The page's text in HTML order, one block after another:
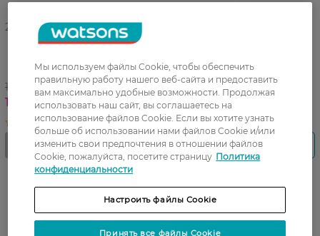
27 07 - 23 08
Маска для лица Sane
40 мл
199,99 ГРН
119,99 ГРН 129,99 ГРН
Мы используем файлы Cookie, чтобы обеспечить
правильную работу нашего веб-сайта и предоставить
вам максимально удобные возможности. Продолжая
использовать наш сайт, вы соглашаетесь на
использование файлов Cookie. Если вы хотите узнать
больше об использовании нами файлов Cookie и/или
изменить свои предпочтения в отношении файлов
Cookie, пожалуйста, посетите страницу Политика
конфиденциальности
Настроить файлы Cookie
Принять все файлы Cookie